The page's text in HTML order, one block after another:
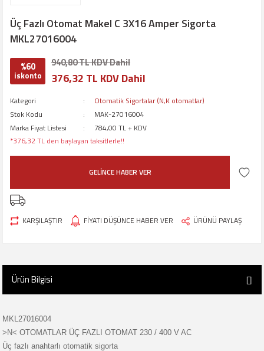
Üç Fazlı Otomat Makel C 3X16 Amper Sigorta
MKL27016004
%60
iskonto
940,80 TL KDV Dahil
376,32 TL KDV Dahil
Kategori
Otomatik Sigortalar (N,K otomatlar)
Stok Kodu
MAK-27016004
Marka Fiyat Listesi
784,00 TL + KDV
*376,32 TL den başlayan taksitlerle!!
GELİNCE HABER VER
KARŞILAŞTIR FİYATI DÜŞÜNCE HABER VER ÜRÜNÜ PAYLAŞ
Ürün Bilgisi
MKL27016004
>N< OTOMATLAR ÜÇ FAZLI OTOMAT 230 / 400 V AC
Üç fazlı anahtarlı otomatik sigorta